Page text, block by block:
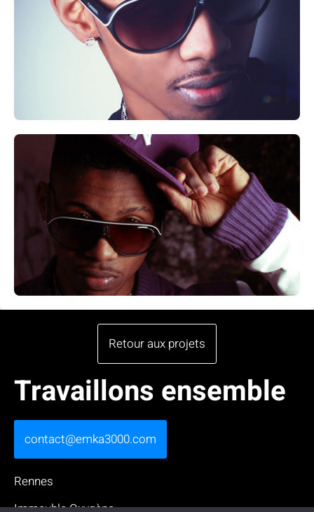
Retour aux projets
Travaillons ensemble
contact@emka3000.com
Rennes